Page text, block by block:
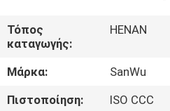
ΕΜΕΊΣ
ΓΎΡΟΣ
ΕΡΓΟΣΤΑΣΊΩΝ
Τόπος
καταγωγής:
HENAN
Μάρκα:
SanWu
Πιστοποίηση:
ISO CCC